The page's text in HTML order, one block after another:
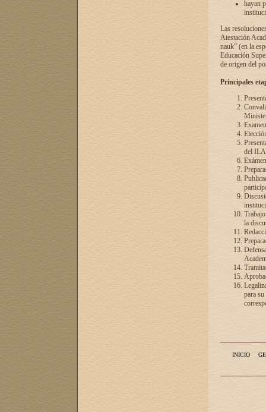
hayan
Las
Atestación
nauk” (en la
Educación
de origen del
Principales
del
la
para
INICIO